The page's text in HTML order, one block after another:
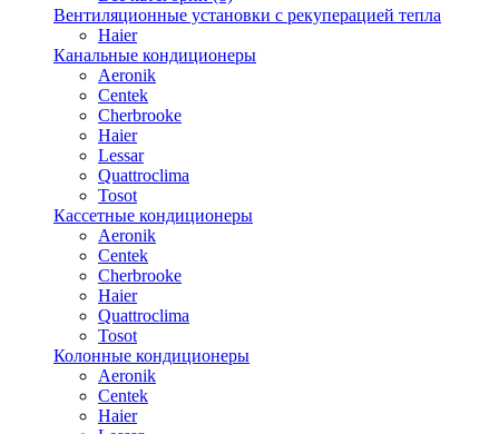
Вентиляционные установки с рекуперацией тепла
Haier
Канальные кондиционеры
Aeronik
Centek
Cherbrooke
Haier
Lessar
Quattroclima
Tosot
Кассетные кондиционеры
Aeronik
Centek
Cherbrooke
Haier
Quattroclima
Tosot
Колонные кондиционеры
Aeronik
Centek
Haier